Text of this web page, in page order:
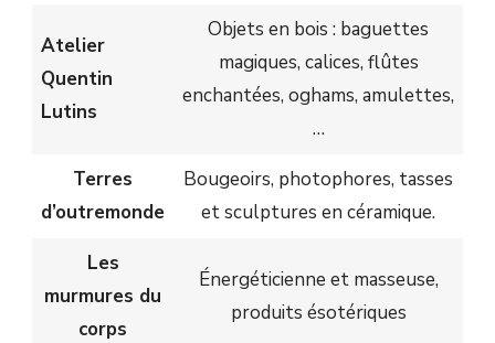
Atelier
Quentin
Lutins
Objets en bois : baguettes
magiques, calices, flûtes
enchantées, oghams, amulettes,
…
Terres
d’outremonde
Bougeoirs, photophores, tasses
et sculptures en céramique.
Les
murmures du
corps
Énergéticienne et masseuse,
produits ésotériques